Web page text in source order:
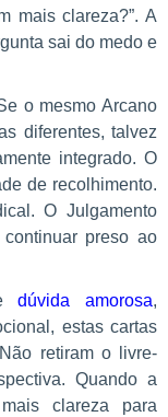
mais clareza?”. A
sai do medo e
o mesmo Arcano
diferentes, talvez
integrado. O
de recolhimento.
O Julgamento
preso ao
dúvida amorosa,
estas cartas
retiram o livre-
Quando a
clareza para